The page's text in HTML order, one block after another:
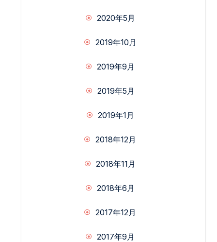
2020年5月
2019年10月
2019年9月
2019年5月
2019年1月
2018年12月
2018年11月
2018年6月
2017年12月
2017年9月